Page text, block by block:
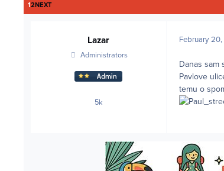
12NEXTLAST PAGE
Lazar
Administrators
5kposts
February 20,
Danas sam
Pavlove
temu o